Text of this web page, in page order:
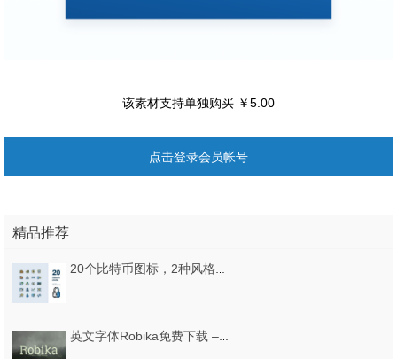
该素材支持单独购买 ￥5.00
点击登录会员帐号
精品推荐